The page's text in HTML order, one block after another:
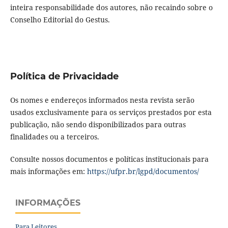
inteira responsabilidade dos autores, não recaindo sobre o
Conselho Editorial do Gestus.
Política de Privacidade
Os nomes e endereços informados nesta revista serão
usados exclusivamente para os serviços prestados por esta
publicação, não sendo disponibilizados para outras
finalidades ou a terceiros.
Consulte nossos documentos e políticas institucionais para
mais informações em: https://ufpr.br/lgpd/documentos/
INFORMAÇÕES